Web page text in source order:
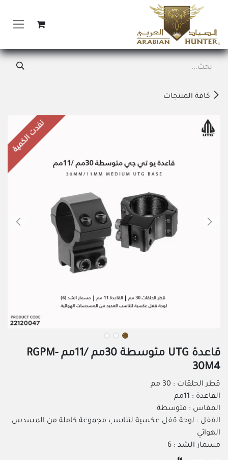
تخطي للذهاب إلى المحتوى
كافة المنتجات
نفدت الكمية
قاعدة UTG متوسطة 30مم /11مم RGPM-
30M4
قطر الحلقات : 30 مم
القاعدة : 11مم
المقاس : متوسطة
القفل : لوحة قفل عكسية لتناسب مجموعة كاملة من المسدس
الهوائي
مسمار الشد : 6